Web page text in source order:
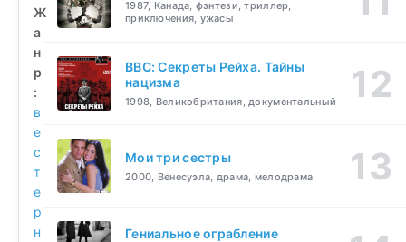
Ж
а
н
р
:
в
е
с
т
е
р
н
1987, Канада, фэнтези, триллер,
приключения, ужасы
BBC: Секреты Рейха. Тайны
нацизма
1998, Великобритания, документальный
Мои три сестры
2000, Венесуэла, драма, мелодрама
Гениальное ограбление